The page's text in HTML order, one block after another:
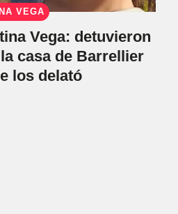
VEGA
Vega: detuvieron
casa de Barrellier
los delató